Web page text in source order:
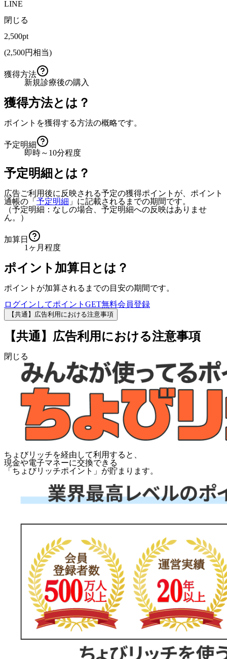
LINE
閉じる
2,500pt
(2,500円相当)
獲得方法
新規診療後の購入
獲得方法とは？
ポイントを獲得する方法の概略です。
予定明細
即時～10分程度
予定明細とは？
広告ご利用後に反映される予定の獲得ポイントが、ポイント
通帳の「 予定明細 」に記載されるまでの期間です。
（予定明細：なしの場合、予定明細への反映はありませ
ん。）
加算日
1ヶ月程度
ポイント加算日とは？
ポイントが加算されるまでの目安の期間です。
ログインしてポイントGET無料会員登録
【共通】広告利用における注意事項
【共通】広告利用における注意事項
閉じる
ちょびリッチを経由して利用すると、
現金や電子マネーに交換できる
「 ちょびリッチポイント 」が貯まります。